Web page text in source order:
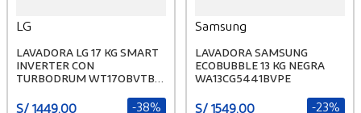
LG
LAVADORA LG 17 KG SMART
INVERTER CON
TURBODRUM WT17OBVTB
S/ 1449.00 -38%
Samsung
LAVADORA SAMSUNG
ECOBUBBLE 13 KG NEGRA
WA13CG5441BVPE
S/ 1549.00 -23%